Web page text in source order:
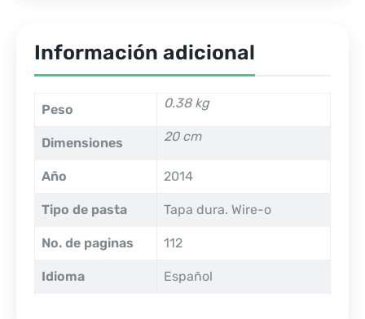
Información adicional
Peso 0.38 kg
Dimensiones 20 cm
Año 2014
Tipo de pasta Tapa dura. Wire-o
No. de paginas 112
Idioma Español